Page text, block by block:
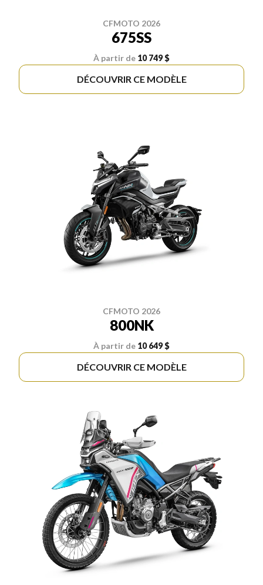
CFMOTO 2026
675SS
À partir de 10 749 $
DÉCOUVRIR CE MODÈLE
CFMOTO 2026
800NK
À partir de 10 649 $
DÉCOUVRIR CE MODÈLE